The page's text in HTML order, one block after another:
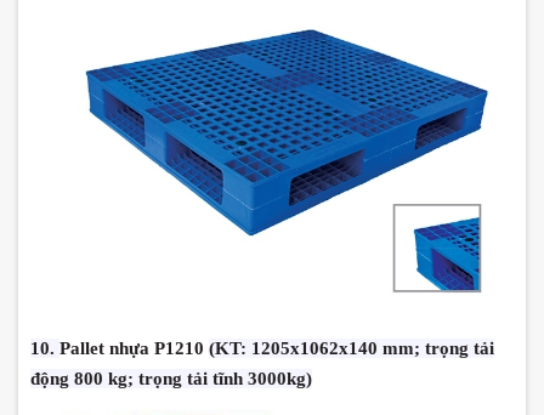
10. Pallet nhựa P1210 (KT: 1205x1062x140 mm; trọng tải
động 800 kg; trọng tải tĩnh 3000kg)